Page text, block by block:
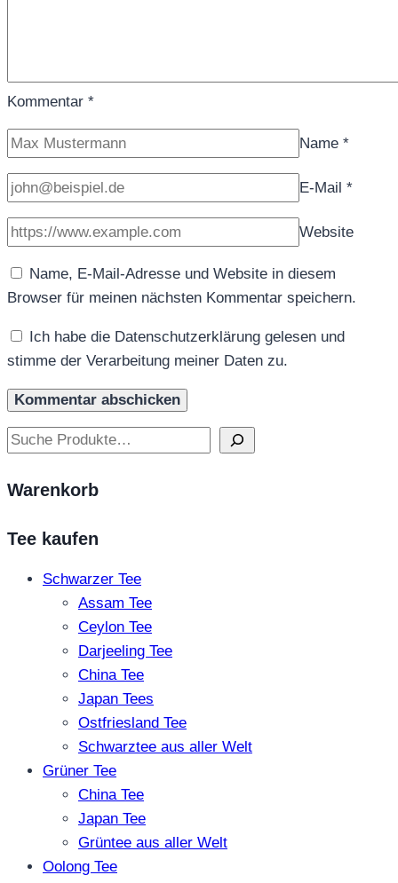
Kommentar *
Name *
E-Mail *
Website
Name, E-Mail-Adresse und Website in diesem
Browser für meinen nächsten Kommentar speichern.
Ich habe die Datenschutzerklärung gelesen und
stimme der Verarbeitung meiner Daten zu.
Suchen
Warenkorb
Tee kaufen
Schwarzer Tee
Assam Tee
Ceylon Tee
Darjeeling Tee
China Tee
Japan Tees
Ostfriesland Tee
Schwarztee aus aller Welt
Grüner Tee
China Tee
Japan Tee
Grüntee aus aller Welt
Oolong Tee